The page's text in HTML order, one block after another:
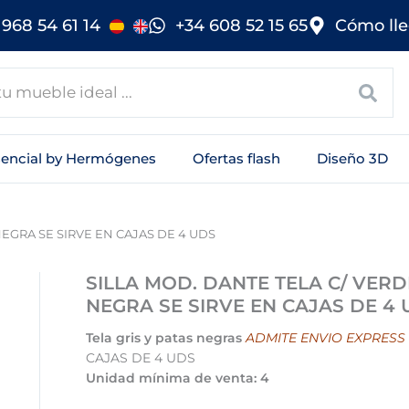
968 54 61 14 +34 608 52 15 65 Cómo
by Hermógenes Ofertas flash Diseño 3D
SE SIRVE EN CAJAS DE 4 UDS
SILLA MOD. DANTE TELA C/
NEGRA SE SIRVE EN CAJAS DE 4
Tela gris y patas negras ADMITE ENVIO EXPRESS
CAJAS DE 4 UDS
Unidad mínima de venta: 4